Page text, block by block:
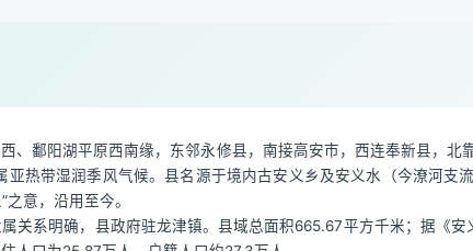
、鄱阳湖平原西南缘，东邻永修县，南接高安市，西连奉新县，北
属亚热带湿润季风气候。县名源于境内古安义乡及安义水（今潦河
之意，沿用至今。
关系明确，县政府驻龙津镇。县域总面积665.67平方千米；据《